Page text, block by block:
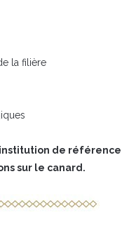
la filière
de référence
sur le canard.